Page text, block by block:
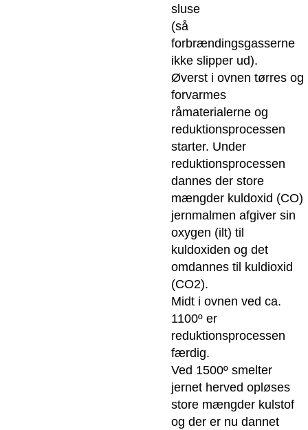
sluse
(så
forbrændingsgasserne
ikke slipper ud).
Øverst i ovnen tørres og
forvarmes
råmaterialerne og
reduktionsprocessen
starter. Under
reduktionsprocessen
dannes der store
mængder kuldoxid (CO)
jernmalmen afgiver sin
oxygen (ilt) til
kuldoxiden og det
omdannes til kuldioxid
(CO2).
Midt i ovnen ved ca.
1100º er
reduktionsprocessen
færdig.
Ved 1500º smelter
jernet herved opløses
store mængder kulstof
og der er nu dannet